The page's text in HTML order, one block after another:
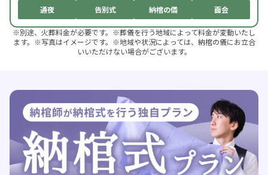
通夜 告別式 納棺の儀 面会
※別途、火葬料金が必要です。※葬儀を行う地域によって料金が変動いたし
ます。※写真はイメージです。※地域や状況によっては、納棺の儀にお立合
いいただけない場合がございます。